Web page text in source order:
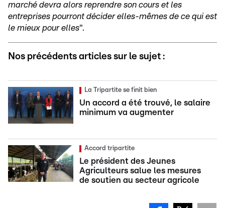
marché devra alors reprendre son cours et les
entreprises pourront décider elles-mêmes de ce qui est
le mieux pour elles".
Nos précédents articles sur le sujet :
La Tripartite se finit bien
Un accord a été trouvé, le salaire
minimum va augmenter
Accord tripartite
Le président des Jeunes
Agriculteurs salue les mesures
de soutien au secteur agricole